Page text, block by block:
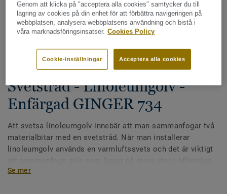
Alla tillbehör|Svetstråd
Svetstråd - Linoleumgolv -
Enfärgad GINGER 734
Att svetsa linoleumgolv innebär att man sammanfogar två
materialbitar med en svetstråd. När man installerar
linoleumgolv används en varmluftssvets och det är viktigt
miljöer för en perfekt finish.
Se mer
Genom att klicka på "acceptera alla cookies" samtycker du till
lagring av cookies på din enhet för att förbättra navigeringen på
webbplatsen, analysera webbplatsens användning och bistå i
våra marknadsföringsinsatser. Cookies Policy
Acceptera alla cookies
Cookie-inställningar